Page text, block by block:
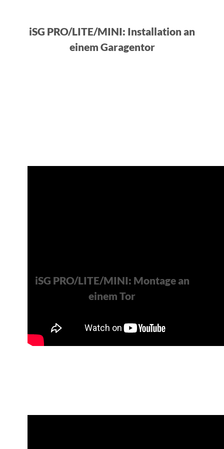
iSG PRO/LITE/MINI: Installation an
einem Garagentor
iSG PRO/LITE/MINI: Montage an
einem Tor